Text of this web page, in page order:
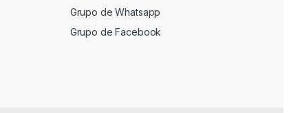
Grupo de Whatsapp
Grupo de Facebook